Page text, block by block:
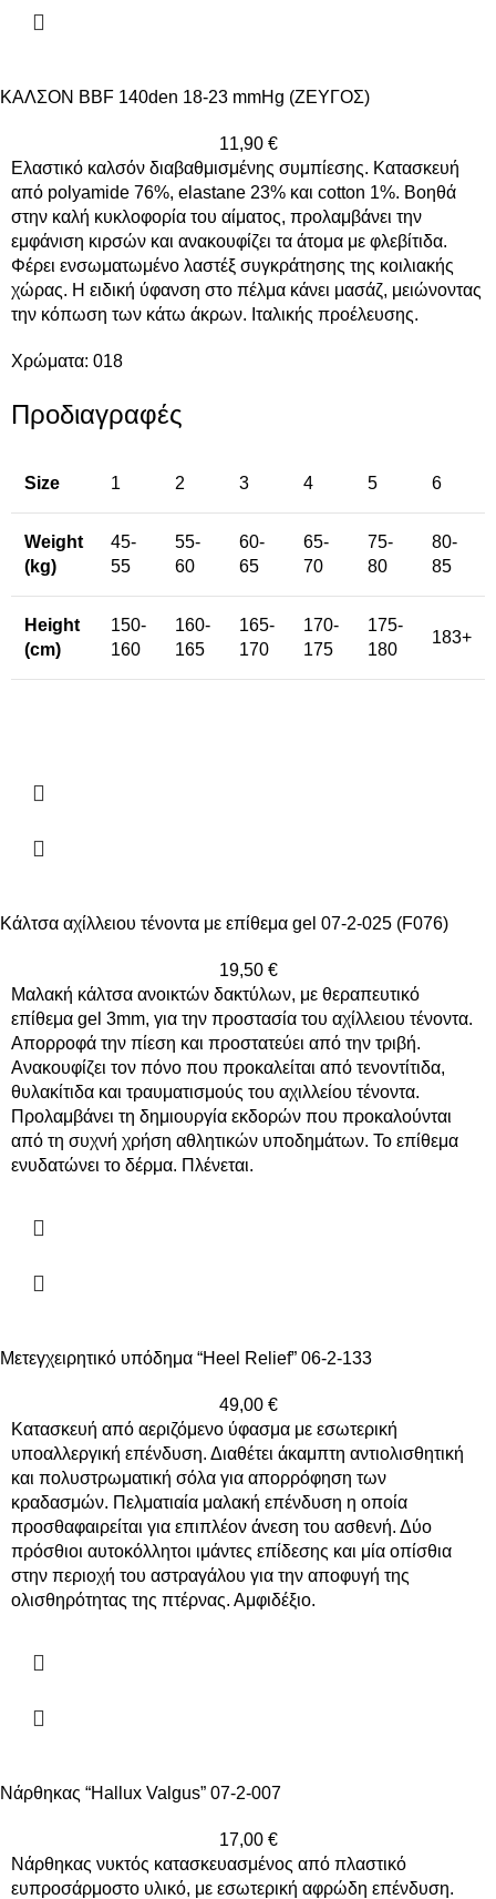
ΚΑΛΣΟΝ BBF 140den 18-23 mmHg (ΖΕΥΓΟΣ)
11,90 €
Ελαστικό καλσόν διαβαθμισμένης συμπίεσης. Κατασκευή
από polyamide 76%, elastane 23% και cotton 1%. Βοηθά
στην καλή κυκλοφορία του αίματος, προλαμβάνει την
εμφάνιση κιρσών και ανακουφίζει τα άτομα με φλεβίτιδα.
Φέρει ενσωματωμένο λαστέξ συγκράτησης της κοιλιακής
χώρας. Η ειδική ύφανση στο πέλμα κάνει μασάζ, μειώνοντας
την κόπωση των κάτω άκρων. Ιταλικής προέλευσης.
Χρώματα: 018
Προδιαγραφές
Size 1 2 3 4 5 6
Weight
(kg)
45-
55
55-
60
60-
65
65-
70
75-
80
80-
85
Height
(cm)
150-
160
160-
165
165-
170
170-
175
175-
180
183+
Κάλτσα αχίλλειου τένοντα με επίθεμα gel 07-2-025 (F076)
19,50 €
Μαλακή κάλτσα ανοικτών δακτύλων, με θεραπευτικό
επίθεμα gel 3mm, για την προστασία του αχίλλειου τένοντα.
Απορροφά την πίεση και προστατεύει από την τριβή.
Ανακουφίζει τον πόνο που προκαλείται από τενοντίτιδα,
θυλακίτιδα και τραυματισμούς του αχιλλείου τένοντα.
Προλαμβάνει τη δημιουργία εκδορών που προκαλούνται
από τη συχνή χρήση αθλητικών υποδημάτων. Το επίθεμα
ενυδατώνει το δέρμα. Πλένεται.
Μετεγχειρητικό υπόδημα “Heel Relief” 06-2-133
49,00 €
Κατασκευή από αεριζόμενο ύφασμα με εσωτερική
υποαλλεργική επένδυση. Διαθέτει άκαμπτη αντιολισθητική
και πολυστρωματική σόλα για απορρόφηση των
κραδασμών. Πελματιαία μαλακή επένδυση η οποία
προσθαφαιρείται για επιπλέον άνεση του ασθενή. Δύο
πρόσθιοι αυτοκόλλητοι ιμάντες επίδεσης και μία οπίσθια
στην περιοχή του αστραγάλου για την αποφυγή της
ολισθηρότητας της πτέρνας. Αμφιδέξιο.
Νάρθηκας “Hallux Valgus” 07-2-007
17,00 €
Νάρθηκας νυκτός κατασκευασμένος από πλαστικό
ευπροσάρμοστο υλικό, με εσωτερική αφρώδη επένδυση.